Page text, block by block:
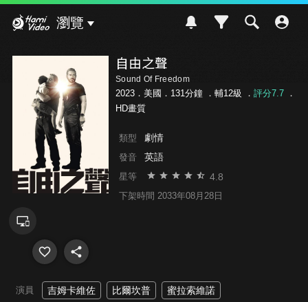
瀏覽
自由之聲
Sound Of Freedom
2023．美國．131分鐘 ． 輔12級 ． 評分7.7．
HD畫質
類型 劇情
發音 英語
星等 4.8
下架時間 2033年08月28日
演員 吉姆卡維佐 比爾坎普 蜜拉索維諾